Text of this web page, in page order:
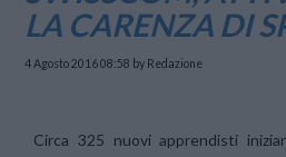
LA CARENZA DI
4 Agosto 2016 08:58 by Redazione
Circa 325 nuovi apprendisti